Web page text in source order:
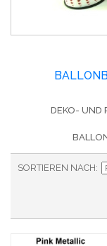
DEKO- UND
SORTIEREN NACH